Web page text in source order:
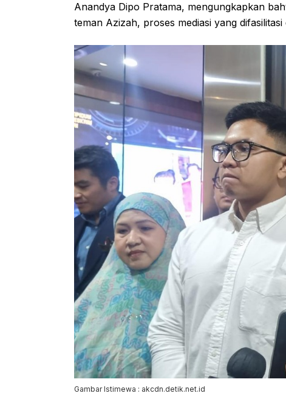
Anandya Dipo Pratama, mengungkapkan
teman Azizah, proses mediasi yang
Gambar Istimewa : akcdn.detik.net.id